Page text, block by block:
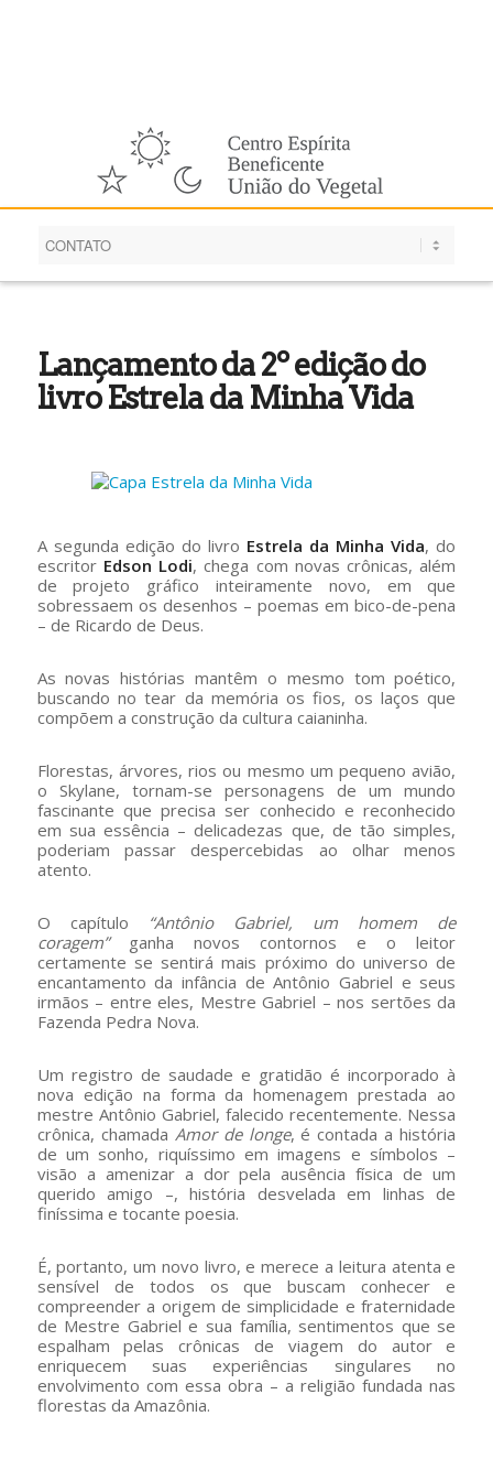
Lançamento da 2º edição do
livro Estrela da Minha Vida
A segunda edição do livro Estrela da Minha Vida, do
escritor Edson Lodi, chega com novas crônicas, além
de projeto gráfico inteiramente novo, em que
sobressaem os desenhos – poemas em bico-de-pena
– de Ricardo de Deus.
As novas histórias mantêm o mesmo tom poético,
buscando no tear da memória os fios, os laços que
compõem a construção da cultura caianinha.
Florestas, árvores, rios ou mesmo um pequeno avião,
o Skylane, tornam-se personagens de um mundo
fascinante que precisa ser conhecido e reconhecido
em sua essência – delicadezas que, de tão simples,
poderiam passar despercebidas ao olhar menos
atento.
O capítulo
“Antônio Gabriel, um homem de
coragem”ganha novos contornos e o leitor
certamente se sentirá mais próximo do universo de
encantamento da infância de Antônio Gabriel e seus
irmãos – entre eles, Mestre Gabriel – nos sertões da
Fazenda Pedra Nova.
Um registro de saudade e gratidão é incorporado à
nova edição na forma da homenagem prestada ao
mestre Antônio Gabriel, falecido recentemente. Nessa
crônica, chamada Amor de longe, é contada a história
de um sonho, riquíssimo em imagens e símbolos –
visão a amenizar a dor pela ausência física de um
querido amigo –, história desvelada em linhas de
finíssima e tocante poesia.
É, portanto, um novo livro, e merece a leitura atenta e
sensível de todos os que buscam conhecer e
compreender a origem de simplicidade e fraternidade
de Mestre Gabriel e sua família, sentimentos que se
espalham pelas crônicas de viagem do autor e
enriquecem suas experiências singulares no
envolvimento com essa obra – a religião fundada nas
florestas da Amazônia.